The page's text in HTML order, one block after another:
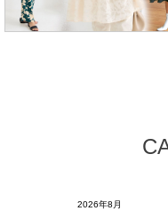
2026年8月